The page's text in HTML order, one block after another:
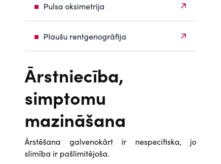
Pulsa oksimetrija
Plaušu rentgenogrāfija
Ārstniecība,
simptomu
mazināšana
Ārstēšana galvenokārt ir nespecifiska, jo
slimība ir pašlimitējoša.